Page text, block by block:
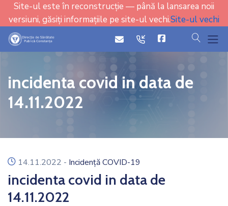
Site-ul este în reconstrucție — până la lansarea noii
versiuni, găsiți informațiile pe site-ul vechi.Site-ul vechi
iconicon cauta
incidenta covid in data de
14.11.2022
icon
14.11.2022 - Incidență COVID-19
incidenta covid in data de
14.11.2022